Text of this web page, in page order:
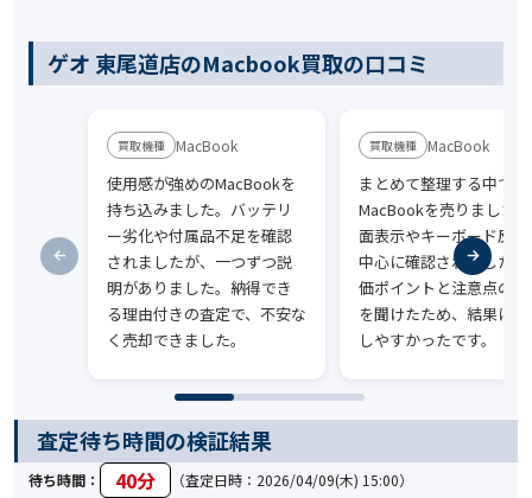
ゲオ 東尾道店のMacbook買取の口コミ
MacBook
使用感が強めのMacBookを
持ち込みました。バッテリ
ー劣化や付属品不足を確認
されましたが、一つずつ説
明がありました。納得でき
る理由付きの査定で、不安な
く売却できました。
MacBook
まとめて整理する中で
MacBookを売りました
面表示やキーボード反
中心に確認されました
価ポイントと注意点の
を聞けたため、結果に
しやすかったです。
査定待ち時間の検証結果
待ち時間： 40分 （査定日時：2026/04/09(木) 15:00）